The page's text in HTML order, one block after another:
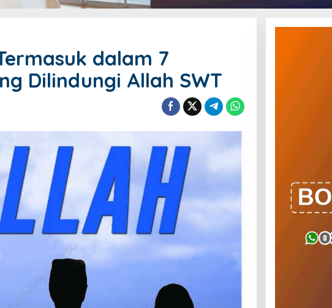
dalam 7
Dilindungi Allah SWT